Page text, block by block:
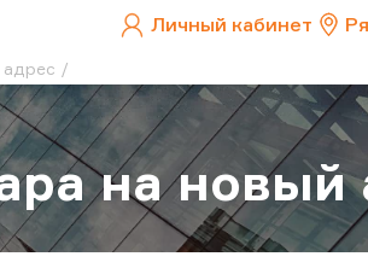
Личный кабинет
на новый